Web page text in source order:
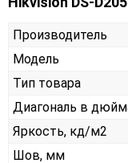
Производитель
Модель
Тип товара
Диагональ в
Яркость, кд/м2
Шов, мм